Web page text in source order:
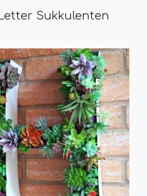
Sukkulenten